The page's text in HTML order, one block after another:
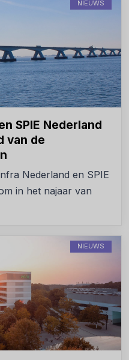
NIEUWS
SPIE Nederland
van de
Nederland en SPIE
in het najaar van
NIEUWS